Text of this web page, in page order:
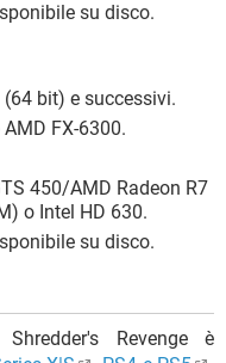
su disco.
bit) e successivi.
FX-6300.
450/AMD Radeon R7
o Intel HD 630.
su disco.
Revenge è